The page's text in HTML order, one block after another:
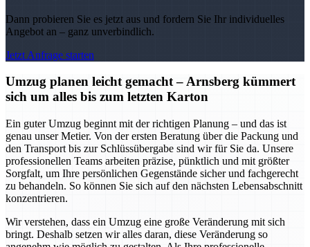
Dann probieren Sie es jetzt aus und fordern Sie Ihr individuelles
Angebot an – ganz unverbindlich.
Jetzt Anfrage starten
Umzug planen leicht gemacht – Arnsberg kümmert
sich um alles bis zum letzten Karton
Ein guter Umzug beginnt mit der richtigen Planung – und das ist
genau unser Metier. Von der ersten Beratung über die Packung und
den Transport bis zur Schlüssübergabe sind wir für Sie da. Unsere
professionellen Teams arbeiten präzise, pünktlich und mit größter
Sorgfalt, um Ihre persönlichen Gegenstände sicher und fachgerecht
zu behandeln. So können Sie sich auf den nächsten Lebensabschnitt
konzentrieren.
Wir verstehen, dass ein Umzug eine große Veränderung mit sich
bringt. Deshalb setzen wir alles daran, diese Veränderung so